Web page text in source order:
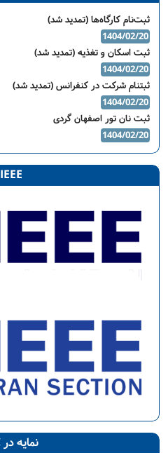
ثبت‌نام کارگاه‌ها (تمدید شد)
1404/02/20
ثبت اسکان و تغذیه (تمدید شد)
1404/02/20
ثبتنام شرکت در کنفرانس (تمدید شد)
1404/02/20
ثبت نان تور اصفهان گردی
1404/02/20
IEEE
نمایه در ISC